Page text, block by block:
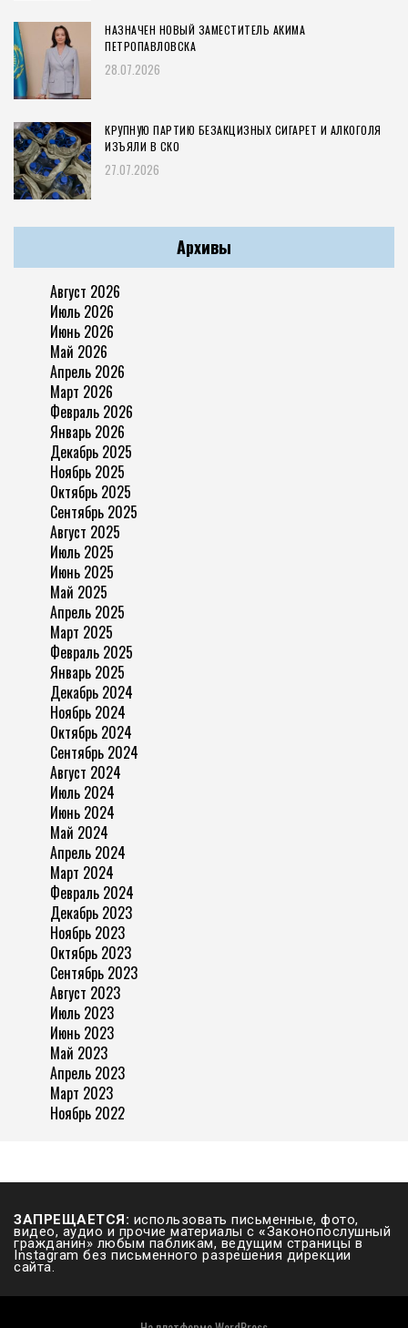
НАЗНАЧЕН НОВЫЙ ЗАМЕСТИТЕЛЬ АКИМА
ПЕТРОПАВЛОВСКА
28.07.2026
КРУПНУЮ ПАРТИЮ БЕЗАКЦИЗНЫХ СИГАРЕТ И АЛКОГОЛЯ
ИЗЪЯЛИ В СКО
27.07.2026
Архивы
Август 2026
Июль 2026
Июнь 2026
Май 2026
Апрель 2026
Март 2026
Февраль 2026
Январь 2026
Декабрь 2025
Ноябрь 2025
Октябрь 2025
Сентябрь 2025
Август 2025
Июль 2025
Июнь 2025
Май 2025
Апрель 2025
Март 2025
Февраль 2025
Январь 2025
Декабрь 2024
Ноябрь 2024
Октябрь 2024
Сентябрь 2024
Август 2024
Июль 2024
Июнь 2024
Май 2024
Апрель 2024
Март 2024
Февраль 2024
Декабрь 2023
Ноябрь 2023
Октябрь 2023
Сентябрь 2023
Август 2023
Июль 2023
Июнь 2023
Май 2023
Апрель 2023
Март 2023
Ноябрь 2022
ЗАПРЕЩАЕТСЯ: использовать письменные, фото,
видео, аудио и прочие материалы с «Законопослушный
гражданин» любым пабликам, ведущим страницы в
Instagram без письменного разрешения дирекции
сайта.